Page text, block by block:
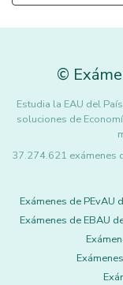
©
Estudia la EAU del
soluciones de
37.274.621 exámenes
Exámenes de PEvAU
Exámenes de EBAU